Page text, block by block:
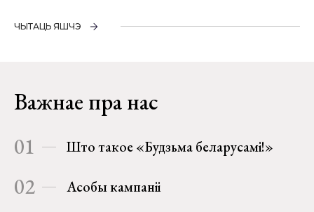
ЧЫТАЦЬ ЯШЧЭ
Важнае пра нас
01 Што такое «Будзьма беларусамі!»
02 Асобы кампаніі